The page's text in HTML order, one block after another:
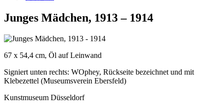
Junges Mädchen, 1913 – 1914
67 x 54,4 cm, Öl auf Leinwand
Signiert unten rechts: WOphey, Rückseite bezeichnet und mit
Klebezettel (Museumsverein Ebersfeld)
Kunstmuseum Düsseldorf